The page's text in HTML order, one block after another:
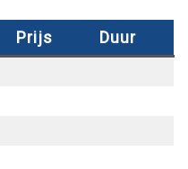
Prijs Duur